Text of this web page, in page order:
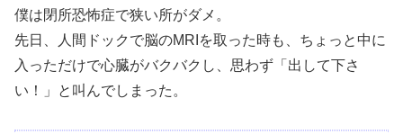
僕は閉所恐怖症で狭い所がダメ。
先日、人間ドックで脳のMRIを取った時も、ちょっと中に
入っただけで心臓がバクバクし、思わず「出して下さ
い！」と叫んでしまった。